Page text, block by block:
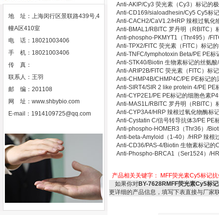
地 址：上海闵行区景联路439号,4
幢A区410室
电 话：18021003406
手 机：18021003406
传 真：
联系人：王羽
邮 编：201108
网 址： www.shbybio.com
E-mail： 1914109725@qq.com
Anti-AKIP/Cy3 荧光素（Cy3）标记的
Anti-CD169/sialoadhesin/Cy5 Cy5标
Anti-CACH2/CaV1.2/HRP 辣根过氧
Anti-BMAL1/RBITC 罗丹明（RBITC
Anti-phospho-PKMYT1（Thr495）/
Anti-TPX2/FITC 荧光素（FITC）标记
Anti-TNFC/lymphotoxin Beta/PE PE
Anti-STK40/Biotin 生物素标记的丝氨
Anti-ARIP2B/FITC 荧光素（FITC）标
Anti-CHMP4B/CHMP4C/PE PE标记
Anti-SIRT4/SIR 2 like protein 4/PE
Anti-CYP2E1/PE PE标记的细胞色素
Anti-MAS1L/RBITC 罗丹明（RBITC
Anti-CYP3A4/HRP 辣根过氧化物酶
Anti-Cystatin C/信号转导抗体3/PE
Anti-phospho-HOMER3（Thr36）/
Anti-beta-Amyloid（1-40）/HRP 辣
Anti-CD36/PAS-4/Biotin 生物素标记
Anti-Phospho-BRCA1（Ser1524）/
产品相关关键字：
MFF荧光素Cy5标记
如果你对BY-7628RMFF荧光素Cy5标
更详细的产品信息，填写下表直接与厂家